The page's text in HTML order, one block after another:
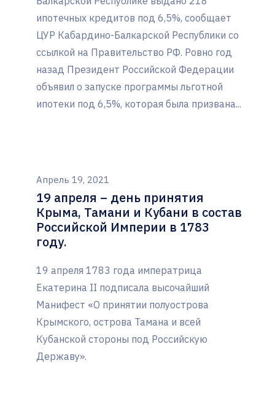
ипотечных кредитов под 6,5%, сообщает
ЦУР Кабардино-Балкарской Республики со
ссылкой на Правительство РФ. Ровно год
назад Президент Российской Федерации
объявил о запуске программы льготной
ипотеки под 6,5%, которая была призвана...
Апрель 19, 2021
19 апреля – день принятия
Крыма, Тамани и Кубани в состав
Российской Империи в 1783
году.
19 апреля 1783 года императрица
Екатерина II подписала высочайший
Манифест «О принятии полуострова
Крымского, острова Тамана и всей
Кубанской стороны под Российскую
Державу».